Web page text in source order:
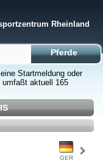
Rheinland
Pferde
Startmeldung oder
umfaßt aktuell 165
GER